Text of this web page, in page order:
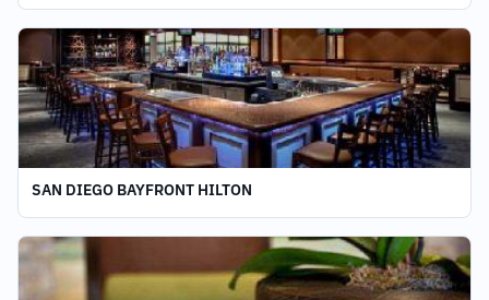
SAN DIEGO BAYFRONT HILTON